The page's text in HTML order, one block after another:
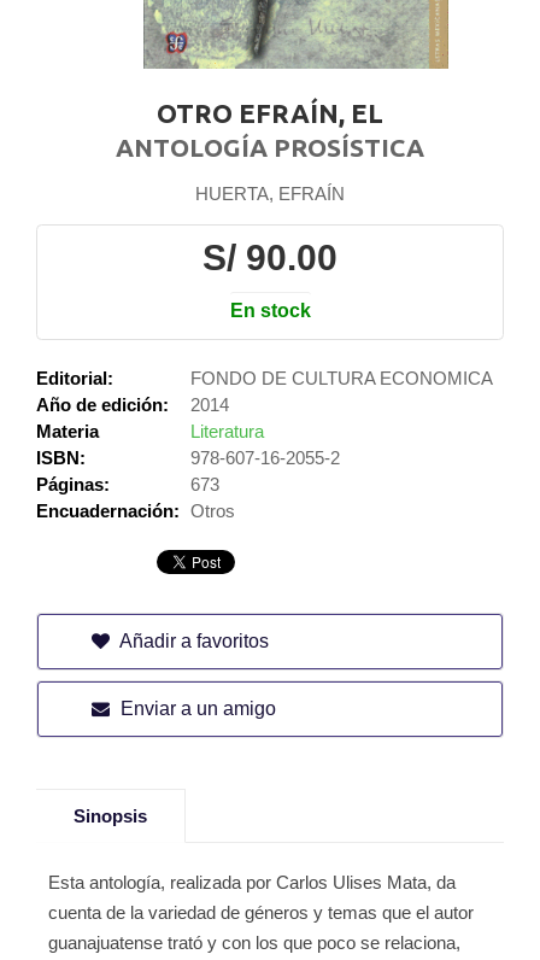
OTRO EFRAÍN, EL
ANTOLOGÍA PROSÍSTICA
HUERTA, EFRAÍN
S/ 90.00
En stock
Editorial:
FONDO DE CULTURA ECONOMICA
Año de edición:
2014
Materia
Literatura
ISBN:
978-607-16-2055-2
Páginas:
673
Encuadernación: Otros
Añadir a favoritos
Enviar a un amigo
Sinopsis
Esta antología, realizada por Carlos Ulises Mata, da
cuenta de la variedad de géneros y temas que el autor
guanajuatense trató y con los que poco se relaciona,